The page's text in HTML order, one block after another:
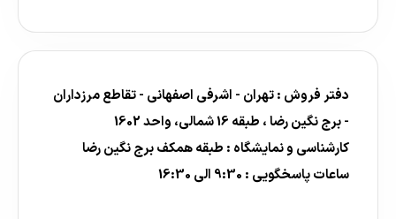
دفتر فروش : تهران - اشرفی اصفهانی - تقاطع مرزداران
- برج نگین رضا ، طبقه 16 شمالی، واحد 1602
کارشناسی و نمایشگاه : طبقه همکف برج نگین رضا
ساعات پاسخگویی : 9:30 الی 16:30